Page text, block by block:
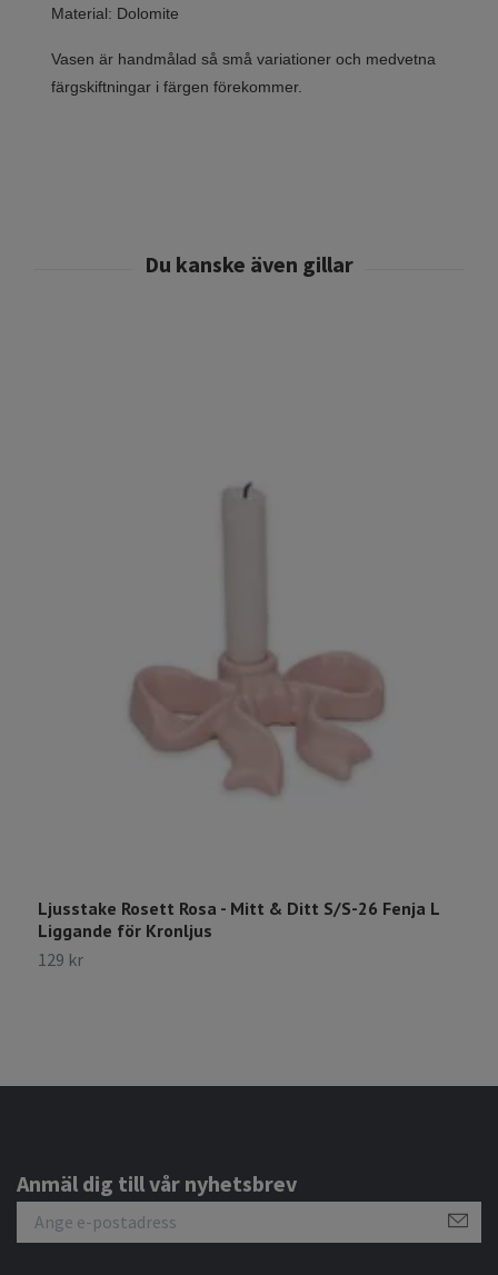
Material: Dolomite
Vasen är handmålad så små variationer och medvetna
färgskiftningar i färgen förekommer.
Ljusstake Rosett Rosa - Mitt & Ditt S/S-26 Fenja L
Liggande för Kronljus
129 kr
Anmäl dig till vår nyhetsbrev